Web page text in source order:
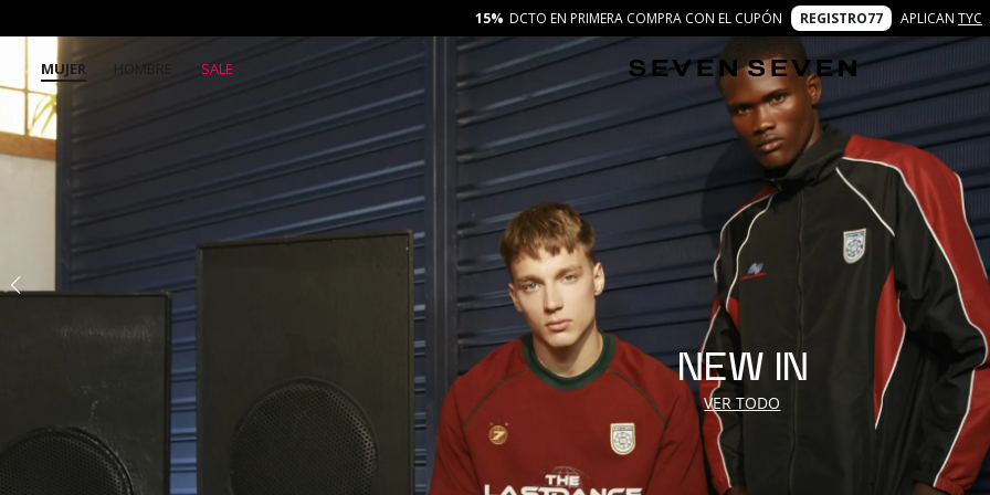
15% DCTO EN PRIMERA COMPRA CON EL CUPÓN REGISTRO77 APLICAN TYC
MUJER HOMBRE SALE
NEW IN
VER TODO